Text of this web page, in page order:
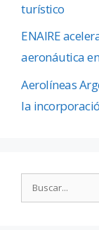
turístico
ENAIRE
aeronáutica
Aerolíneas
la